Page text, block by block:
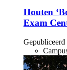
Houten
Exam
Gepubliceerd